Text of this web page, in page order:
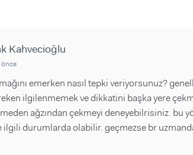
Makaleler
Videolar
Kahvecioğlu
önce
emerken nasıl tepki veriyorsunuz?
ilgilenmemek ve dikkatini başka yere
ağzından çekmeyi deneyebilrisiniz. bu
ilgili durumlarda olabilir. geçmezse br